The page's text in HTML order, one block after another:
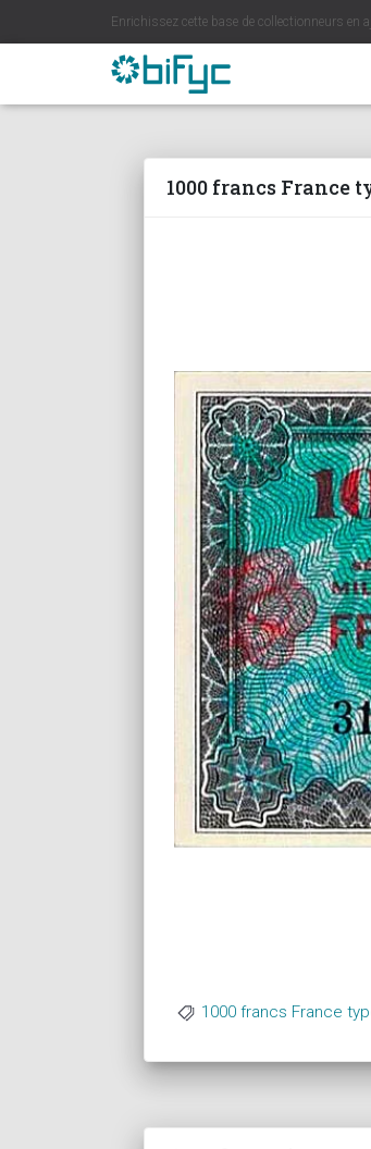
Enrichissez cette base de collectionneurs en
1000 francs France
1000 francs France